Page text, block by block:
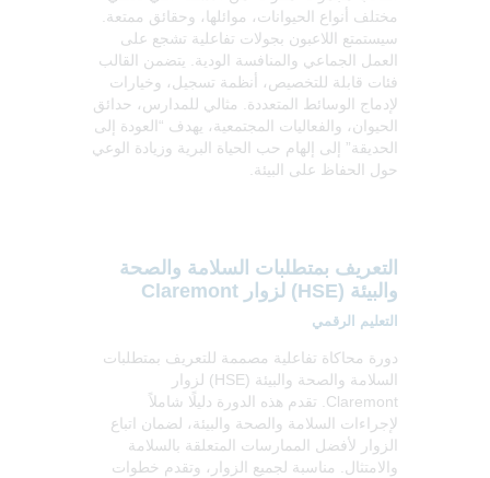
مختلف أنواع الحيوانات، موائلها، وحقائق ممتعة.
سيستمتع اللاعبون بجولات تفاعلية تشجع على
العمل الجماعي والمنافسة الودية. يتضمن القالب
فئات قابلة للتخصيص، أنظمة تسجيل، وخيارات
لإدماج الوسائط المتعددة. مثالي للمدارس، حدائق
الحيوان، والفعاليات المجتمعية، يهدف “العودة إلى
الحديقة” إلى إلهام حب الحياة البرية وزيادة الوعي
حول الحفاظ على البيئة.
التعريف بمتطلبات السلامة والصحة
والبيئة (HSE) لزوار Claremont
التعليم الرقمي
دورة محاكاة تفاعلية مصممة للتعريف بمتطلبات
السلامة والصحة والبيئة (HSE) لزوار
Claremont. تقدم هذه الدورة دليلًا شاملاً
لإجراءات السلامة والصحة والبيئة، لضمان اتباع
الزوار لأفضل الممارسات المتعلقة بالسلامة
والامتثال. مناسبة لجميع الزوار، وتقدم خطوات